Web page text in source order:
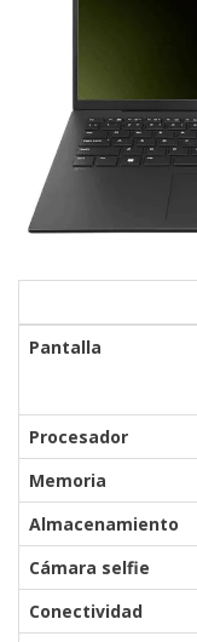
Pantalla
Procesador
Memoria
Almacenamiento
Cámara selfie
Conectividad